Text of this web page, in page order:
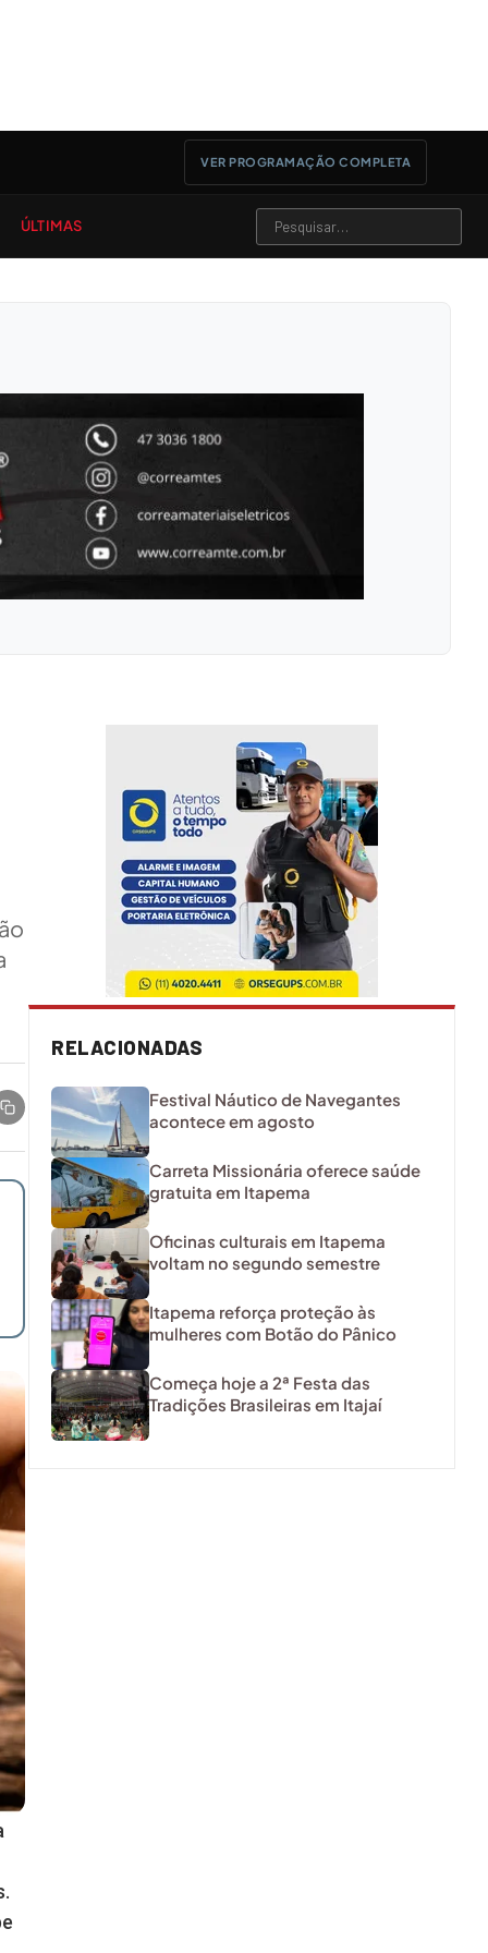
VER PROGRAMAÇÃO COMPLETA
ÚLTIMAS
RELACIONADAS
Festival Náutico de Navegantes
acontece em agosto
Carreta Missionária oferece saúde
gratuita em Itapema
Oficinas culturais em Itapema
voltam no segundo semestre
Itapema reforça proteção às
mulheres com Botão do Pânico
Começa hoje a 2ª Festa das
Tradições Brasileiras em Itajaí